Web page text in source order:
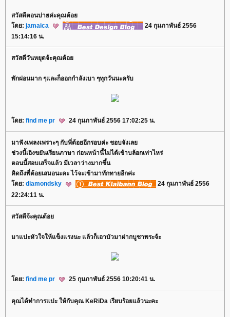
สวัสดีตอนบ่ายค่ะคุณต้อ
ดย: jamaica
24 กุมภาพันธ์ 2556
15:14:16 น.
สวัสดีวันหยุดจ้ะคุณต้อ
พักผ่อนมาก ๆและก็ออกกำลังเบา ๆทุกวันนะครับ
ดย: find me pr 24 กุมภาพันธ์ 2556 17:02:25 น.
มาฟังเพลงเพราะๆ กับพี่ต้อยอีกรอบค่ะ ชอบจังเล
ช่วงนี้เอิงขยันเรียนภาษา ก่อนหน้านี้ไม่ได้เข้าบล้อกเท่าไหร่
ตอนนี้สอบเสร็จแล้ว มีเวลาว่างมากขึ้น
คิดถึงพี่ต้อยเสมอนะคะ ไว้จะเข้ามาทักทายอีกค่ะ
ดย: diamondsky
24 กุมภาพันธ์ 2556
22:24:11 น.
สวัสดีจ้ะคุณต้อ
มาแปะหัวใจให้แข็งแรงนะ แล้วก็เอาบัวมาฝากบูชาพระจ้ะ
ดย: find me pr 25 กุมภาพันธ์ 2556 10:20:41 น.
คุณได้ทำการแปะ ให้กับคุณ KeRiDa เรียบร้อยแล้วนะคะ